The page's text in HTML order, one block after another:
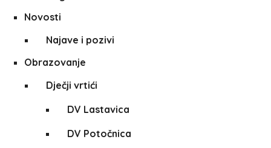
Novosti
Najave i pozivi
Obrazovanje
Dječji vrtići
DV Lastavica
DV Potočnica